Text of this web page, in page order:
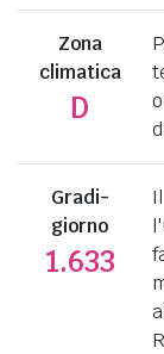
Zona
climatica
D
Gradi-
giorno
1.633